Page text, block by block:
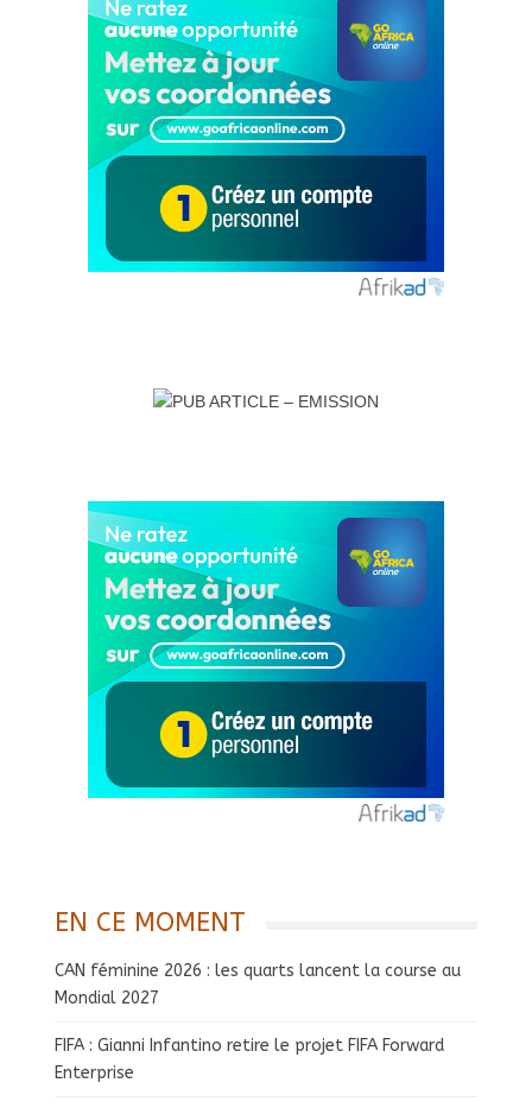
EN CE MOMENT
CAN féminine 2026 : les quarts lancent la course au
Mondial 2027
FIFA : Gianni Infantino retire le projet FIFA Forward
Enterprise